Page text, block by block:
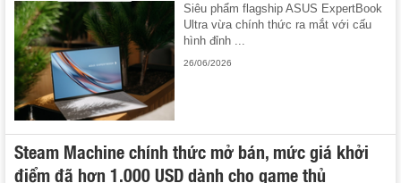
Siêu phẩm flagship ASUS ExpertBook
Ultra vừa chính thức ra mắt với cấu
hình đỉnh ...
26/06/2026
Steam Machine chính thức mở bán, mức giá khởi
điểm đã hơn 1.000 USD dành cho game thủ